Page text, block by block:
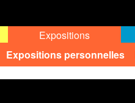
Expositions
Expositions personnelles